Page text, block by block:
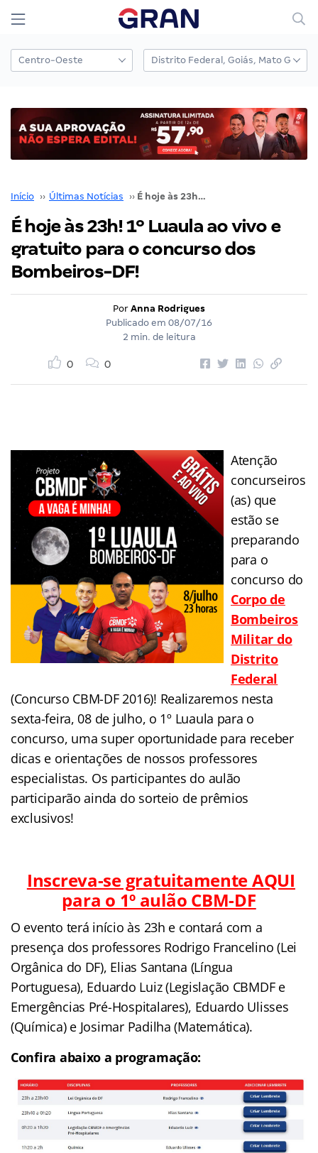
Início ›› Últimas Notícias ›› É hoje às 23h! 1º Luaula ao vivo e gratuito para o concurso dos Bombeiros-DF!
É hoje às 23h! 1º Luaula ao vivo e
gratuito para o concurso dos
Bombeiros-DF!
Por Anna Rodrigues
Publicado em 08/07/16
2 min. de leitura
0 0
Atenção
concurseiros
(as) que
estão se
preparando
para o
concurso do
Corpo de
Bombeiros
Militar do
Distrito
Federal
(Concurso CBM-DF 2016)! Realizaremos nesta
sexta-feira, 08 de julho, o 1º Luaula para o
concurso, uma super oportunidade para receber
dicas e orientações de nossos professores
especialistas. Os participantes do aulão
participarão ainda do sorteio de prêmios
exclusivos!
Inscreva-se gratuitamente AQUI
para o 1º aulão CBM-DF
O evento terá início às 23h e contará com a
presença dos professores Rodrigo Francelino (Lei
Orgânica do DF), Elias Santana (Língua
Portuguesa), Eduardo Luiz (Legislação CBMDF e
Emergências Pré-Hospitalares), Eduardo Ulisses
(Química) e Josimar Padilha (Matemática).
Confira abaixo a programação: